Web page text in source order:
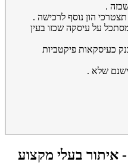
.
הון נוסף לרכישה .
על עיסקה שכזו בעין
כעיסקאות פיקטביות
שלא .
איתור בעלי מקצוע